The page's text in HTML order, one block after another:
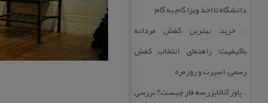
دانشگاه تا اخذ ویزا گام به گام
::خرید بهترین كفش مردانه
باكیفیت؛ راهنمای انتخاب كفش
رسمی، اسپرت و روزمره
:: پاور آنالایزر سه فاز چیست؟ بررسی